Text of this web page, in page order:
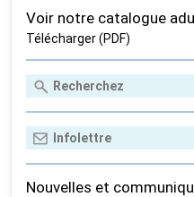
Voir notre catalogue
Télécharger (PDF)
Nouvelles et